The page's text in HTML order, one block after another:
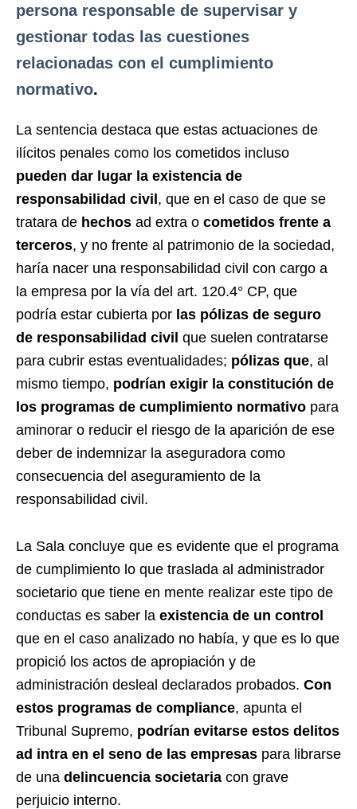
persona responsable de supervisar y
gestionar todas las cuestiones
relacionadas con el cumplimiento
normativo.
La sentencia destaca que estas actuaciones de
ilícitos penales como los cometidos incluso
pueden dar lugar la existencia de
responsabilidad civil, que en el caso de que se
tratara de hechos ad extra o cometidos frente a
terceros, y no frente al patrimonio de la sociedad,
haría nacer una responsabilidad civil con cargo a
la empresa por la vía del art. 120.4° CP, que
podría estar cubierta por las pólizas de seguro
de responsabilidad civil que suelen contratarse
para cubrir estas eventualidades; pólizas que, al
mismo tiempo, podrían exigir la constitución de
los programas de cumplimiento normativo para
aminorar o reducir el riesgo de la aparición de ese
deber de indemnizar la aseguradora como
consecuencia del aseguramiento de la
responsabilidad civil.
La Sala concluye que es evidente que el programa
de cumplimiento lo que traslada al administrador
societario que tiene en mente realizar este tipo de
conductas es saber la existencia de un control
que en el caso analizado no había, y que es lo que
propició los actos de apropiación y de
administración desleal declarados probados. Con
estos programas de compliance, apunta el
Tribunal Supremo, podrían evitarse estos delitos
ad intra en el seno de las empresas para librarse
de una delincuencia societaria con grave
perjuicio interno.